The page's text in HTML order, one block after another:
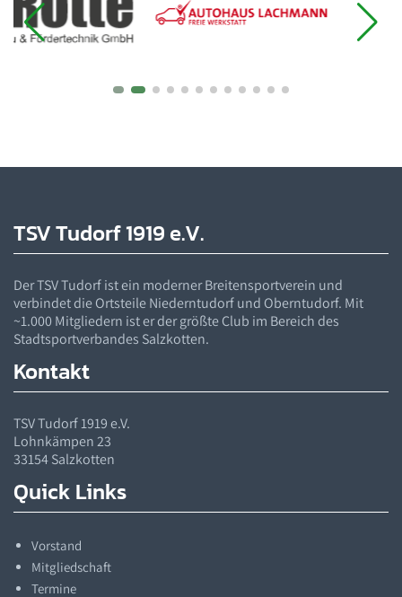
TSV Tudorf 1919 e.V.
DerTSVTudorf ist ein moderner Breitensportverein und
verbindet die Ortsteile Niederntudorf und Oberntudorf. Mit
~1.000 Mitgliedern ist er der größte Club im Bereich des
Stadtsportverbandes Salzkotten.
Kontakt
TSVTudorf 1919 e.V.
Lohnkämpen 23
33154 Salzkotten
Quick Links
Vorstand
Mitgliedschaft
Termine